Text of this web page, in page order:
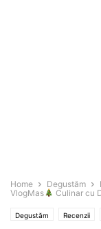
Home Degustăm
VlogMas
Culinar cu
Degustăm Recenzii